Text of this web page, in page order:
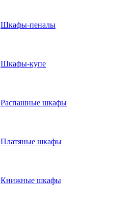
Шкафы-пеналы
Шкафы-купе
Распашные шкафы
Платяные шкафы
Книжные шкафы